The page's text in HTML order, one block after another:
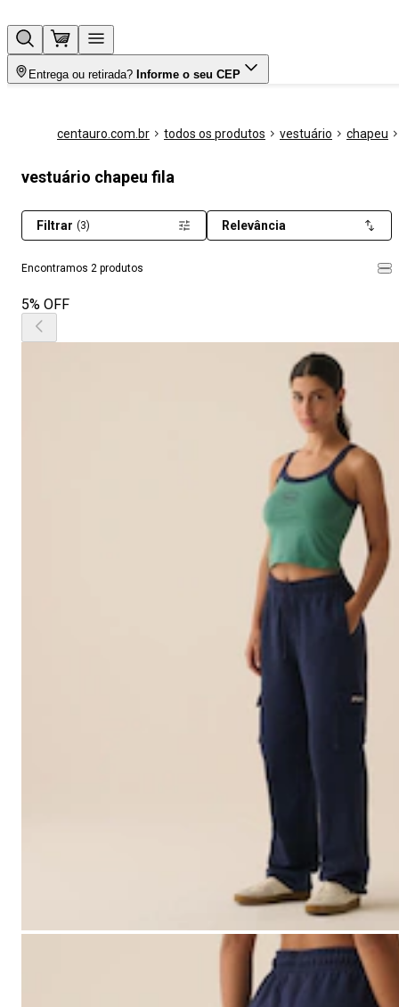
Entrega ou retirada? Informe o seu CEP
centauro.com.br todos os produtos vestuário chapeu
vestuário chapeu fila
Encontramos 2 produtos
Filtrar (3) Relevância
5% OFF